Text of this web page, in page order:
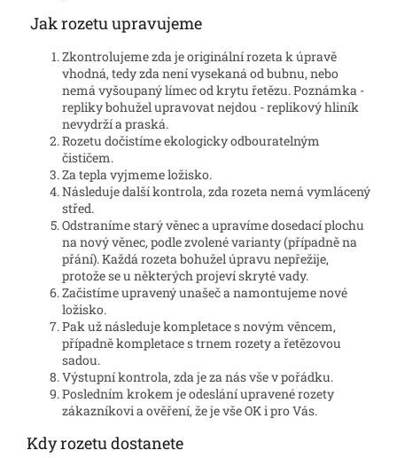
Jak rozetu upravujeme
Zkontrolujeme zda je originální rozeta k úpravě
vhodná, tedy zda není vysekaná od bubnu, nebo
nemá vyšoupaný límec od krytu řetězu. Poznámka -
repliky bohužel upravovat nejdou - replikový hliník
nevydrží a praská.
Rozetu dočistíme ekologicky odbouratelným
čističem.
Za tepla vyjmeme ložisko.
Následuje další kontrola, zda rozeta nemá vymlácený
střed.
Odstraníme starý věnec a upravíme dosedací plochu
na nový věnec, podle zvolené varianty (případně na
přání). Každá rozeta bohužel úpravu nepřežije,
protože se u některých projeví skryté vady.
Začistíme upravený unašeč a namontujeme nové
ložisko.
Pak už následuje kompletace s novým věncem,
případně kompletace s trnem rozety a řetězovou
sadou.
Výstupní kontrola, zda je za nás vše v pořádku.
Posledním krokem je odeslání upravené rozety
zákazníkovi a ověření, že je vše OK i pro Vás.
Kdy rozetu dostanete